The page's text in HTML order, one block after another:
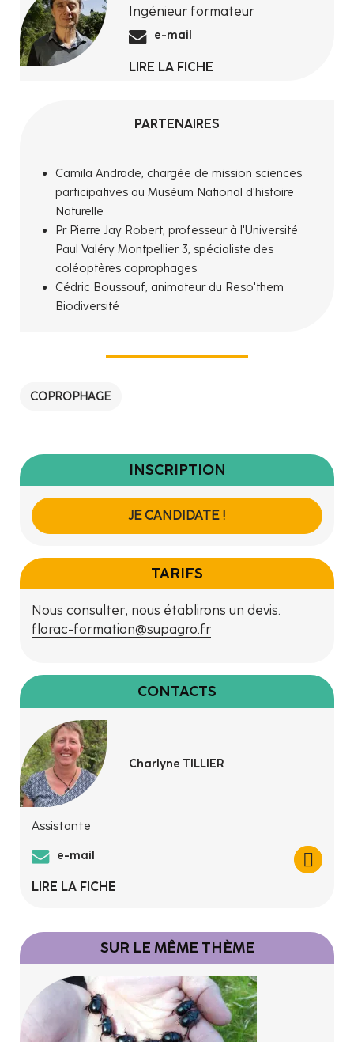
Ingénieur formateur
e-mail
LIRE LA FICHE
PARTENAIRES
Camila Andrade, chargée de mission sciences
participatives au Muséum National d'histoire
Naturelle
Pr Pierre Jay Robert, professeur à l'Université
Paul Valéry Montpellier 3, spécialiste des
coléoptères coprophages
Cédric Boussouf, animateur du Reso'them
Biodiversité
COPROPHAGE
INSCRIPTION
JE CANDIDATE !
TARIFS
Nous consulter, nous établirons un devis.
florac-formation@supagro.fr
CONTACTS
Charlyne TILLIER
Assistante
e-mail
LIRE LA FICHE
SUR LE MÊME THÈME